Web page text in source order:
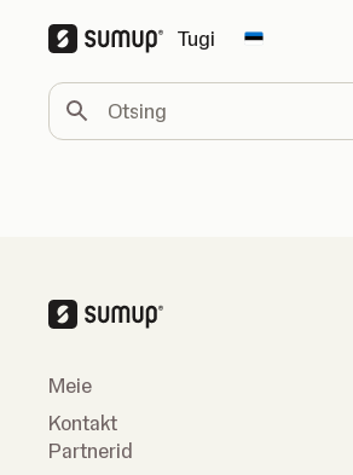
Tugi
Otsing
Meie
Kontakt
Partnerid